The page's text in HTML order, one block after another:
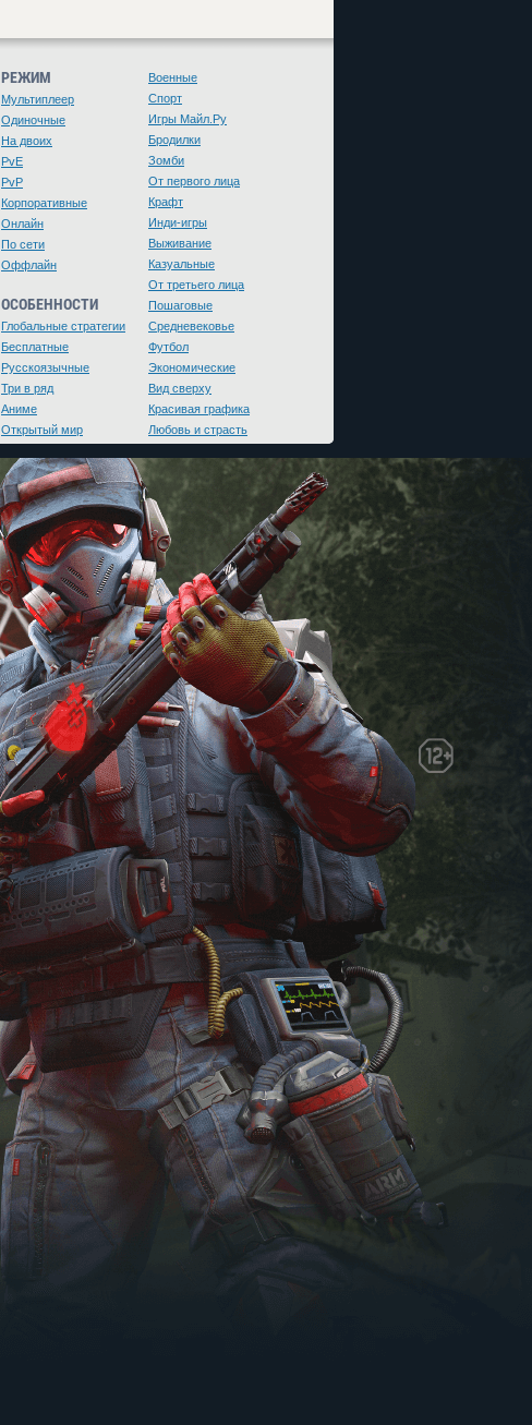
РЕЖИМ
Мультиплеер
Одиночные
На двоих
PvE
PvP
Корпоративные
Онлайн
По сети
Оффлайн
ОСОБЕННОСТИ
Глобальные стратегии
Бесплатные
Русскоязычные
Три в ряд
Аниме
Открытый мир
Военные
Спорт
Игры Майл.Ру
Бродилки
Зомби
От первого лица
Крафт
Инди-игры
Выживание
Казуальные
От третьего лица
Пошаговые
Средневековье
Футбол
Экономические
Вид сверху
Красивая графика
Любовь и страсть